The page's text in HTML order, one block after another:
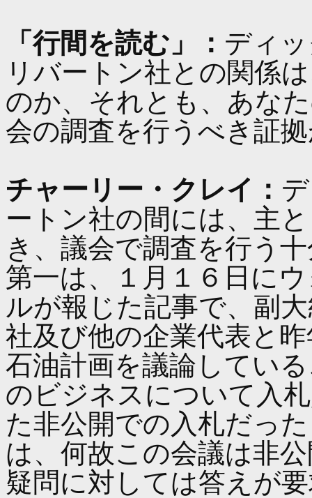
「行間を読む」： ディ
リバートン社との関係
のか、それとも、あな
会の調査を行うべき証
チャーリー・クレイ：
ートン社の間には、主
き、議会で調査を行う
第一は、１月１６日に
ルが報じた記事で、副
社及び他の企業代表と
石油計画を議論してい
のビジネスについて入
た非公開での入札だっ
は、何故この会議は非
疑問に対しては答えが